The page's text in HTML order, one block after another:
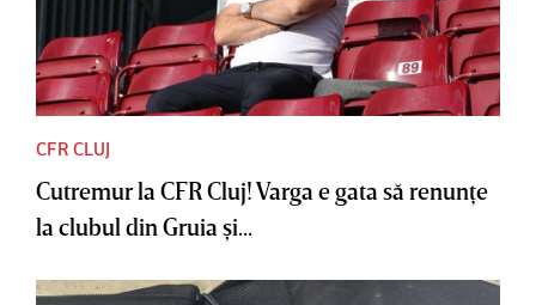
CFR CLUJ
Cutremur la CFR Cluj! Varga e gata să renunţe
la clubul din Gruia şi...